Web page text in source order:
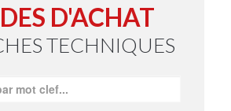
D'ACHAT
TECHNIQUES